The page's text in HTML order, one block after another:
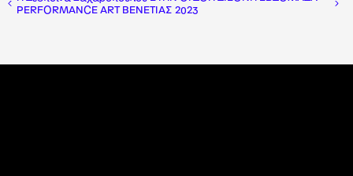
PERFORMANCE ART ΒΕΝΕΤΙΑΣ 2023